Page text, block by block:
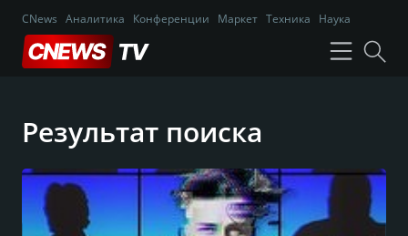
CNews Аналитика Конференции Маркет Техника Наука
Результат поиска